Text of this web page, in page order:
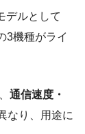
デルとして
3機種がライ
通信速度・
なり、用途に